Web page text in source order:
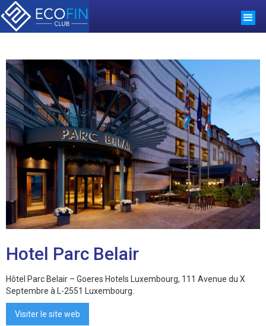
Hotel Parc Belair
Hôtel Parc Belair – Goeres Hotels Luxembourg, 111 Avenue du X
Septembre à L-2551 Luxembourg.
Visiter le site web